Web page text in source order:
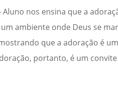
Aluno nos ensina que a
ambiente onde Deus se
que a adoração é
portanto, é um